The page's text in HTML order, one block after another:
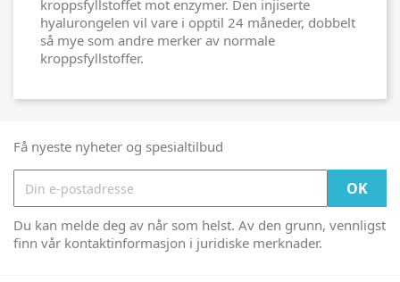
kroppsfyllstoffet mot enzymer. Den injiserte
hyalurongelen vil vare i opptil 24 måneder, dobbelt
så mye som andre merker av normale
kroppsfyllstoffer.
Få nyeste nyheter og spesialtilbud
Du kan melde deg av når som helst. Av den grunn, vennligst
finn vår kontaktinformasjon i juridiske merknader.